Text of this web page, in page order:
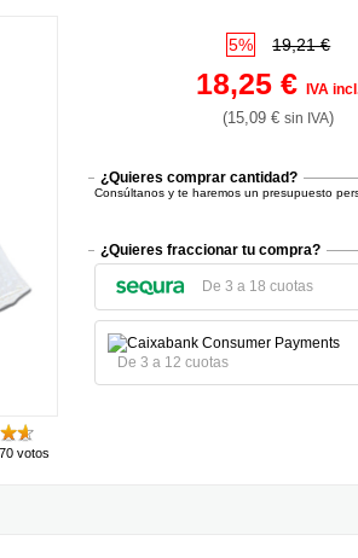
votos
5% 19,21 €
18,25 €IVA
(15,09 €sin IVA)
¿Quieres comprar cantidad?
Consúltanos y te haremos un presupuesto
¿Quieres fraccionar tu compra?
De 3 a 18 cuotas
De 3 a 12 cuotas